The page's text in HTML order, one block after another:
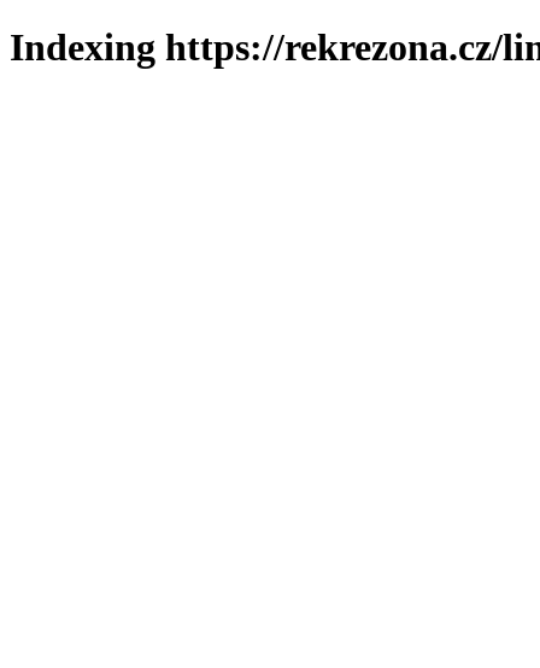
Indexing https://rekrezona.cz/